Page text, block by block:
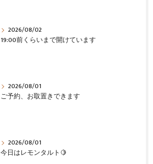
2026/08/02
19:00前くらいまで開けています
2026/08/01
ご予約、お取置きできます
2026/08/01
今日はレモンタルト🍋